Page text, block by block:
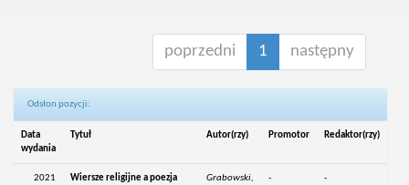
poprzedni 1 następny
Odsłon pozycji:
Data
wydania
Tytuł Autor(rzy) Promotor Redaktor(rzy)
2021
Wiersze religijne a poezja
Grabowski,
- -